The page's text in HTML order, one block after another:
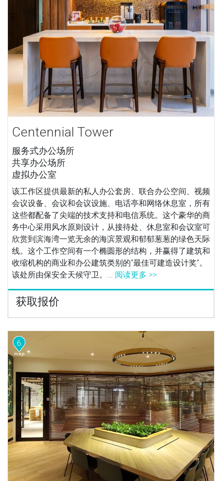
Centennial Tower
服务式办公场所
共享办公场所
虚拟办公室
该工作区提供最新的私人办公套房、联合办公空间、视频
会议设备、会议和会议设施、电话亭和网络休息室，所有
这些都配备了尖端的技术支持和电信系统。这个豪华的商
务中心采用风水原则设计，从接待处、休息室和会议室可
欣赏到滨海湾一览无余的海滨景观和郁郁葱葱的绿色天际
线。这个工作空间有一个椭圆形的结构，并赢得了建筑和
收缩机构的商业和办公建筑类别的“最佳可建造设计奖”。
该处所由保安全天候守卫。... 阅读更多 >>
获取报价
6